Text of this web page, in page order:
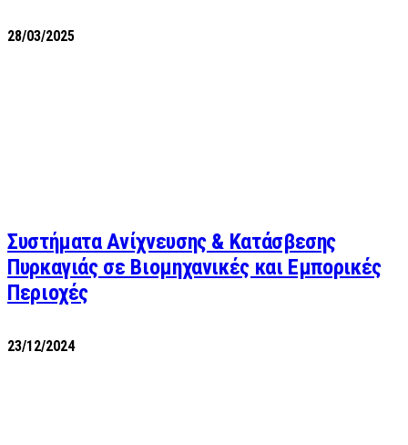
28/03/2025
Συστήματα Ανίχνευσης & Κατάσβεσης
Πυρκαγιάς σε Βιομηχανικές και Εμπορικές
Περιοχές
23/12/2024